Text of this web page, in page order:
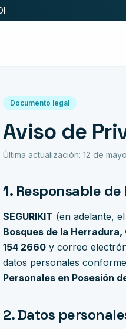
Documento legal
Aviso de
Última actualización: 12 de
1. Responsable
SEGURIKIT (en adelante,
Bosques de la
154 2660 y correo
datos personales
Personales en Posesión
2. Datos